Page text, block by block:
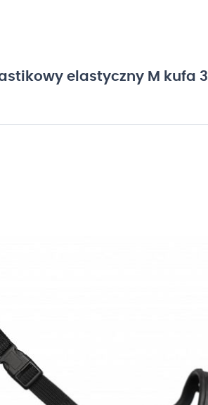
elastyczny M kufa